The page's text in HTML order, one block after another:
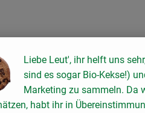
passenden
Liebe Leut', ihr helft uns
sind es sogar Bio-Kekse!)
Marketing zu sammeln. Da
habt ihr in